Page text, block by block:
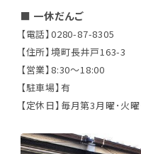
■ 一休だんご
【電話】0280-87-8305
【住所】境町長井戸163-3
【営業】8:30～18:00
【駐車場】有
【定休日】毎月第3月曜･